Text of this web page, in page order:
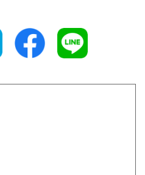
静岡県
三重県
京都府 600円